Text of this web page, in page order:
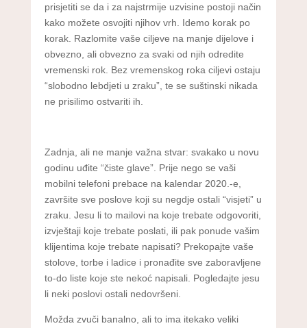
prisjetiti se da i za najstrmije uzvisine postoji način
kako možete osvojiti njihov vrh. Idemo korak po
korak. Razlomite vaše ciljeve na manje dijelove i
obvezno, ali obvezno za svaki od njih odredite
vremenski rok. Bez vremenskog roka ciljevi ostaju
“slobodno lebdjeti u zraku”, te se suštinski nikada
ne prisilimo ostvariti ih.
Zadnja, ali ne manje važna stvar: svakako u novu
godinu uđite “čiste glave”. Prije nego se vaši
mobilni telefoni prebace na kalendar 2020.-e,
završite sve poslove koji su negdje ostali “visjeti” u
zraku. Jesu li to mailovi na koje trebate odgovoriti,
izvještaji koje trebate poslati, ili pak ponude vašim
klijentima koje trebate napisati? Prekopajte vaše
stolove, torbe i ladice i pronađite sve zaboravljene
to-do liste koje ste nekoć napisali. Pogledajte jesu
li neki poslovi ostali nedovršeni.
Možda zvuči banalno, ali to ima itekako veliki